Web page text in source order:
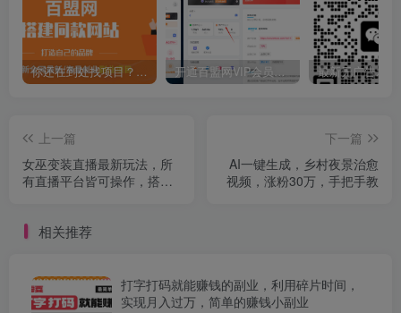
你还在到处找项目？还在当韭菜？我靠卖项目一个月收入5万+，曾经我也是个失败者。 开通百盟网VIP会员，尊享全站资源免费下载，享70%的推广提成！！【限时五折优惠】
上一篇
女巫变装直播最新玩法，所
有直播平台皆可操作，搭载
撸音浪2000+
下一篇
AI一键生成，乡村夜景治愈
视频，涨粉30万，手把手教
相关推荐
打字打码就能赚钱的副业，利用碎片时间，
实现月入过万，简单的赚钱小副业